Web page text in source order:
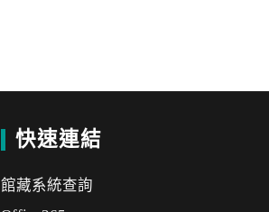
快速連結
館藏系統查詢